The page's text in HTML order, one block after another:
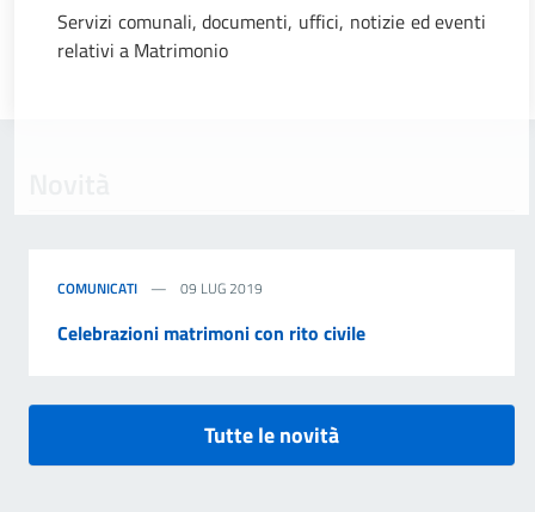
Dettagli dell'argomento
Servizi comunali, documenti, uffici, notizie ed eventi
relativi a Matrimonio
COMUNICATI 09 LUG 2019
Celebrazioni matrimoni con rito civile
Tutte le novità